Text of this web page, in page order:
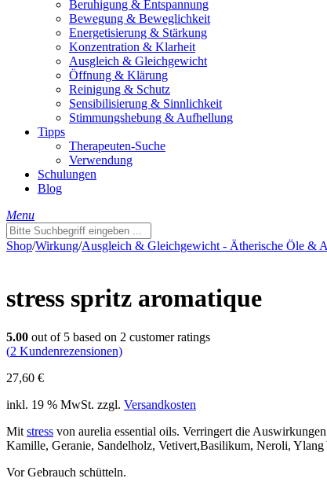
Beruhigung & Entspannung
Bewegung & Beweglichkeit
Energetisierung & Stärkung
Konzentration & Klarheit
Ausgleich & Gleichgewicht
Öffnung & Klärung
Reinigung & Schutz
Sensibilisierung & Sinnlichkeit
Stimmungshebung & Aufhellung
Tipps
Therapeuten-Suche
Verwendung
Schulungen
Blog
Menu
Shop/Wirkung/Ausgleich & Gleichgewicht - Ätherische Öle &
stress spritz aromatique
5.00 out of 5 based on 2 customer ratings
(2 Kundenrezensionen)
27,60 €
inkl. 19 % MwSt. zzgl. Versandkosten
Mit stress von aurelia essential oils. Verringert die
Kamille, Geranie, Sandelholz, Vetivert,Basilikum, Neroli,
Vor Gebrauch schütteln.